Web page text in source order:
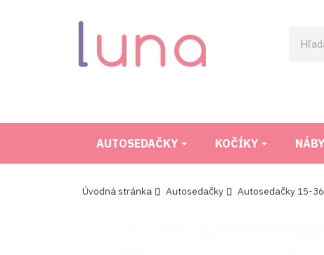
AUTOSEDAČKY KOČÍKY
Úvodná stránka Autosedačky Autosedačky 15-